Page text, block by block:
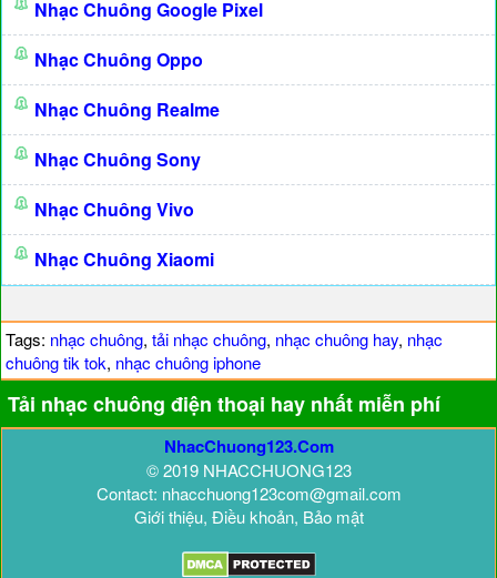
Nhạc Chuông Google Pixel
Nhạc Chuông Oppo
Nhạc Chuông Realme
Nhạc Chuông Sony
Nhạc Chuông Vivo
Nhạc Chuông Xiaomi
Tags: nhạc chuông, tải nhạc chuông, nhạc chuông hay, nhạc
chuông tik tok, nhạc chuông iphone
Tải nhạc chuông điện thoại hay nhất miễn phí
NhacChuong123.Com
© 2019 NHACCHUONG123
Contact: nhacchuong123com@gmail.com
Giới thiệu, Điều khoản, Bảo mật